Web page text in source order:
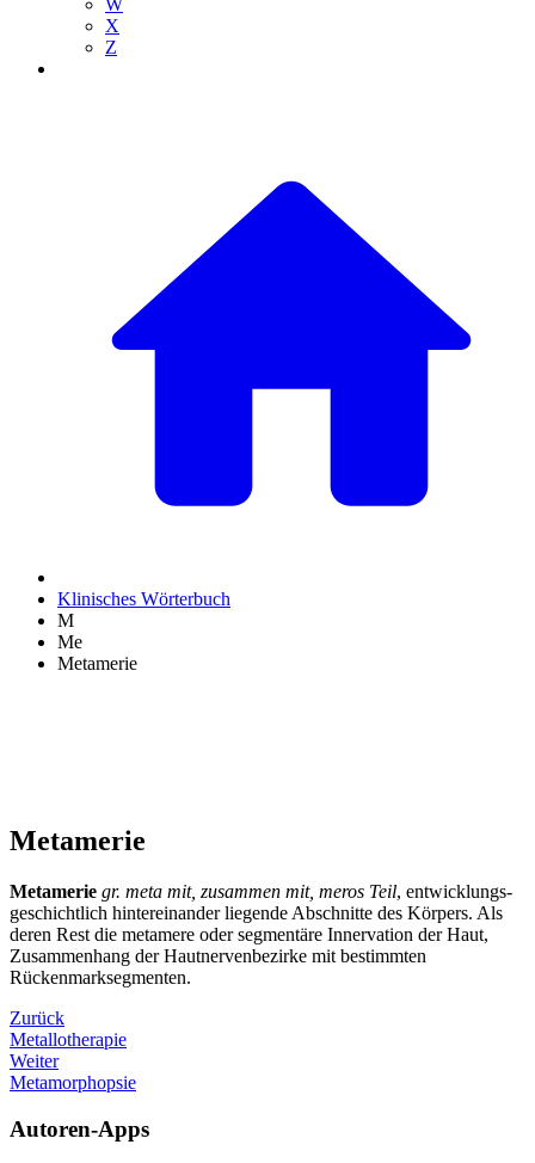
W
X
Z
Klinisches Wörterbuch
M
Me
Metamerie
Metamerie
Metamerie gr. meta mit, zusammen mit, meros Teil, entwicklungs-
geschichtlich hintereinander liegende Abschnitte des Körpers. Als
deren Rest die metamere oder segmentäre Innervation der Haut,
Zusammenhang der Hautnervenbezirke mit bestimmten
Rückenmarksegmenten.
Zurück
Metallotherapie
Weiter
Metamorphopsie
Autoren-Apps